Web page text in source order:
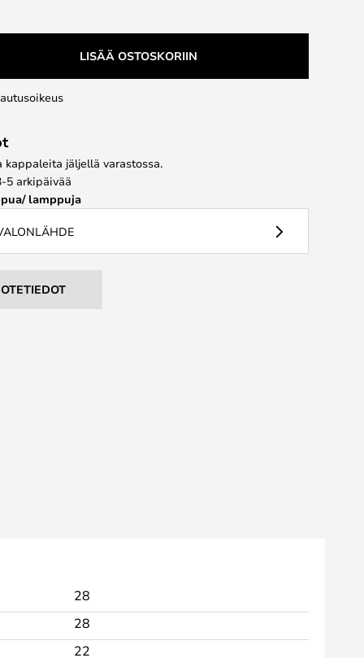
LISÄÄ OSTOSKORIIN
kappaleita jäljellä varastossa.
5 arkipäivää
lamppuja
28
28
22